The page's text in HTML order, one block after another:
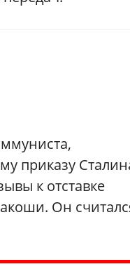
приказу
к отставке
Он